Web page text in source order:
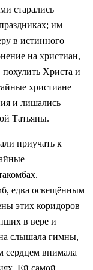
старались
им
в истинного
на христиан,
Христа и
христиане
и лишались
Татьяны.
приучать к
едва освещённым
этих коридоров
в вере и
слышала гимны,
сердцем внимала